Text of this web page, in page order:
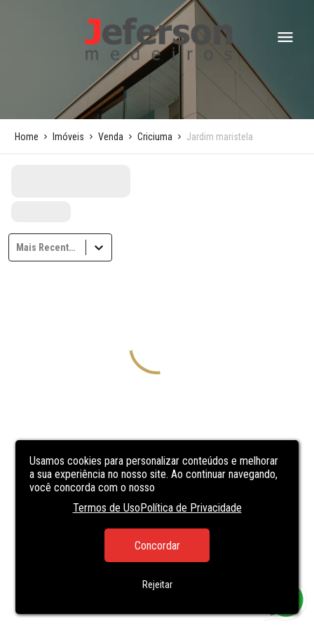
Usamos cookies para personalizar conteúdos e melhorar
a sua experiência no nosso site. Ao continuar navegando,
você concorda com o nosso
Termos de UsoPolítica de Privacidade
Concordar
Rejeitar
Home Imóveis Venda Criciuma Jardim maristela
Mais Recentes